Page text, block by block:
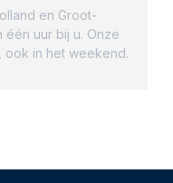
en Groot-
één uur bij u. Onze
ook in het weekend.